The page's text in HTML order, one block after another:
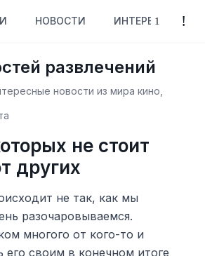
НОВОСТИ ИНТЕРЕСНОЕ
развлечений
новости из мира кино,
не стоит
других
не так, как мы
разочаровываемся.
многого от кого-то и
его своим в конечном итоге